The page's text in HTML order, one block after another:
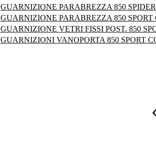
GUARNIZIONE PARABREZZA 850
GUARNIZIONE PARABREZZA 850 SPORT
GUARNIZIONE VETRI FISSI POST. 850
GUARNIZIONI VANOPORTA 850 SPORT